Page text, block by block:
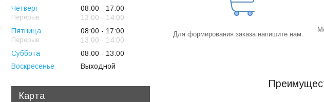
Для формирования заказа напишите нам.
Четверг
08:00
17:00
13:00
14:00
Пятница
08:00
17:00
13:00
14:00
Суббота
08:00
13:00
Воскресенье
Выходной
Карта